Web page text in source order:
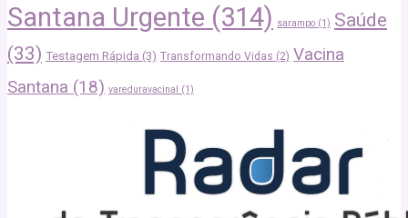
Santana Urgente (314) sarampo (1) Saúde
(33) Testagem Rápida (3) Transformando Vidas (2) Vacina
Santana (18) vareduravacinal (1)